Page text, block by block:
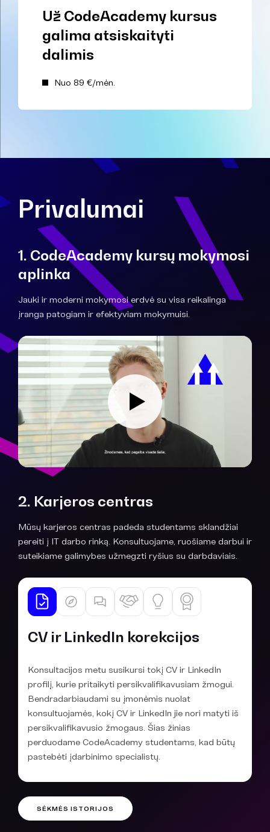
Už CodeAcademy kursus
galima atsiskaityti
dalimis
Nuo 89 €/mėn.
Privalumai
1. CodeAcademy kursų mokymosi
aplinka
Jauki ir moderni mokymosi erdvė su visa reikalinga
įranga patogiam ir efektyviam mokymuisi.
2. Karjeros centras
Mūsų karjeros centras padeda studentams sklandžiai
pereiti į IT darbo rinką. Konsultuojame, ruošiame darbui ir
suteikiame galimybes užmegzti ryšius su darbdaviais.
CV ir LinkedIn korekcijos
Konsultacijos metu susikursi tokį CV ir LinkedIn
profilį, kurie pritaikyti persikvalifikavusiam žmogui.
Bendradarbiaudami su įmonėmis nuolat
konsultuojamės, kokį CV ir LinkedIn jie nori matyti iš
persikvalifikavusio žmogaus. Šias žinias
perduodame CodeAcademy studentams, kad būtų
pastebėti įdarbinimo specialistų.
SĖKMĖS ISTORIJOS